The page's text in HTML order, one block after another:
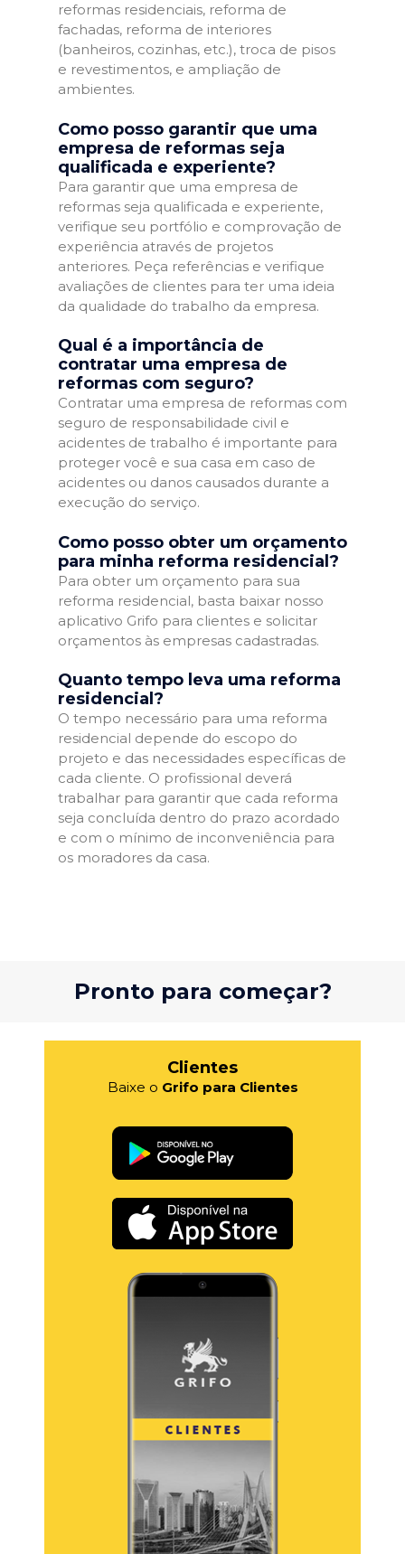
reformas residenciais, reforma de
fachadas, reforma de interiores
(banheiros, cozinhas, etc.), troca de pisos
e revestimentos, e ampliação de
ambientes.
Como posso garantir que uma
empresa de reformas seja
qualificada e experiente?
Para garantir que uma empresa de
reformas seja qualificada e experiente,
verifique seu portfólio e comprovação de
experiência através de projetos
anteriores. Peça referências e verifique
avaliações de clientes para ter uma ideia
da qualidade do trabalho da empresa.
Qual é a importância de
contratar uma empresa de
reformas com seguro?
Contratar uma empresa de reformas com
seguro de responsabilidade civil e
acidentes de trabalho é importante para
proteger você e sua casa em caso de
acidentes ou danos causados durante a
execução do serviço.
Como posso obter um orçamento
para minha reforma residencial?
Para obter um orçamento para sua
reforma residencial, basta baixar nosso
aplicativo Grifo para clientes e solicitar
orçamentos às empresas cadastradas.
Quanto tempo leva uma reforma
residencial?
O tempo necessário para uma reforma
residencial depende do escopo do
projeto e das necessidades específicas de
cada cliente. O profissional deverá
trabalhar para garantir que cada reforma
seja concluída dentro do prazo acordado
e com o mínimo de inconveniência para
os moradores da casa.
Pronto para começar?
Clientes
Baixe o Grifo para Clientes